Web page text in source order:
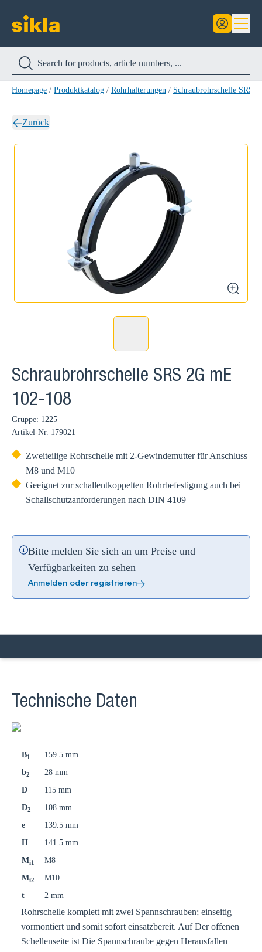
Homepage / Produktkatalog / Rohrhalterungen / Schraubrohrschelle SRS
Zurück
zoom
Schraubrohrschelle SRS 2G mE
102-108
Gruppe: 1225
Artikel-Nr. 179021
Zweiteilige Rohrschelle mit 2-Gewindemutter für Anschluss
M8 und M10
Geeignet zur schallentkoppelten Rohrbefestigung auch bei
Schallschutzanforderungen nach DIN 4109
Bitte melden Sie sich an um Preise und
Verfügbarkeiten zu sehen
Anmelden oder registrieren
Technische Daten
B1
159.5 mm
b2
28 mm
D
115 mm
D2
108 mm
e
139.5 mm
H
141.5 mm
Mi1
M8
Mi2
M10
t
2 mm
Rohrschelle komplett mit zwei Spannschrauben; einseitig
vormontiert und somit sofort einsatzbereit. Auf Der offenen
Schellenseite ist Die Spannschraube gegen Herausfallen